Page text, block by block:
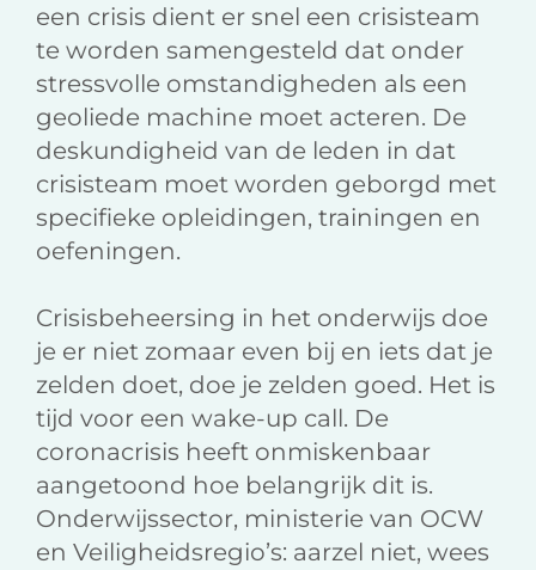
een crisis dient er snel een crisisteam
te worden samengesteld dat onder
stressvolle omstandigheden als een
geoliede machine moet acteren. De
deskundigheid van de leden in dat
crisisteam moet worden geborgd met
specifieke opleidingen, trainingen en
oefeningen.
Crisisbeheersing in het onderwijs doe
je er niet zomaar even bij en iets dat je
zelden doet, doe je zelden goed. Het is
tijd voor een wake-up call. De
coronacrisis heeft onmiskenbaar
aangetoond hoe belangrijk dit is.
Onderwijssector, ministerie van OCW
en Veiligheidsregio’s: aarzel niet, wees